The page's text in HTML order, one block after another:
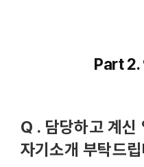
Part 2.
Q . 담당하고 계신
자기소개 부탁드